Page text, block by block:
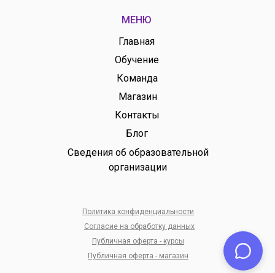
Главная
Обучение
МЕНЮ
Команда
Магазин
Блог
Сведения об образовательной
организации
Контакты
Согласие на обработку данных
Публичная оферта - магазин
Публичная оферта - курсы
Политика конфиденциальности